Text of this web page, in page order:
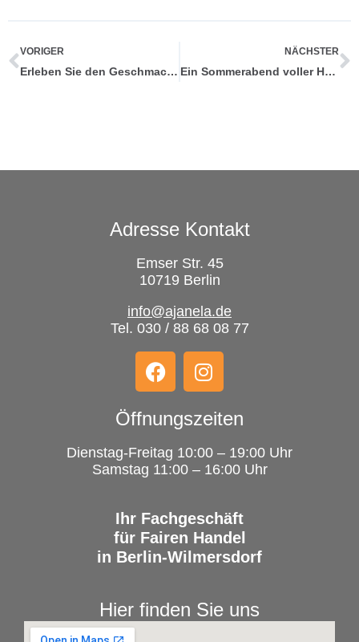
VORIGER
Erleben Sie den Geschmack der Veränderung: Segel-Kaffee Verkostung im A Janela
NÄCHSTER
Ein Sommerabend voller Herz und Vision: unser A Janela Sommerfest 2023
Adresse Kontakt
Emser Str. 45
10719 Berlin
info@ajanela.de
Tel. 030 / 88 68 08 77
Öffnungszeiten
Dienstag-Freitag 10:00 – 19:00 Uhr
Samstag 11:00 – 16:00 Uhr
Ihr Fachgeschäft
für Fairen Handel
in Berlin-Wilmersdorf
Hier finden Sie uns